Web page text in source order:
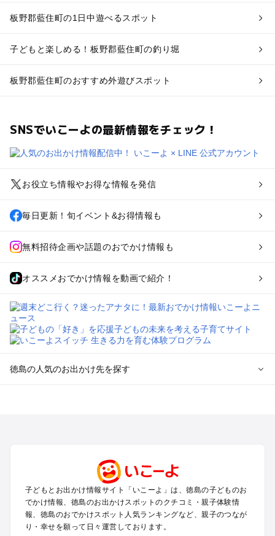
板野郡藍住町の1日中遊べるスポット
子どもと楽しめる！板野郡藍住町の釣り堀
板野郡藍住町のおすすめ外遊びスポット
SNSでいこーよの最新情報をチェック！
お役立ち情報やお得な情報を発信
毎日更新！旬イベント&お得情報も
無料招待企画や話題のおでかけ情報も
オススメおでかけ情報を動画で紹介！
徳島の人気のお出かけ先を探す
徳島の定番お出かけスポット
徳島の遊園地
徳島の動物園
徳島のバーベキュー
子どもとお出かけ情報サイト「いこーよ」は、徳島の子どものお
でかけ情報、徳島のお出かけスポットのクチコミ・親子体験情
報、徳島のおでかけスポット人気ランキングなど、親子のつなが
り・幸せを願って日々運営しております。